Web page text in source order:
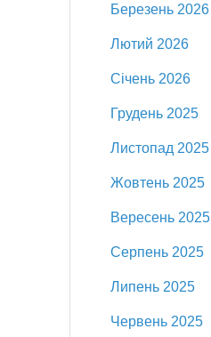
Березень 2026
Лютий 2026
Січень 2026
Грудень 2025
Листопад 2025
Жовтень 2025
Вересень 2025
Серпень 2025
Липень 2025
Червень 2025